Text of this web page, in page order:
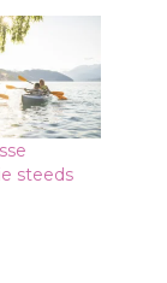
steeds